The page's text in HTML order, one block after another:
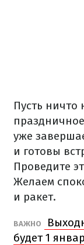
Пусть ничто
уже
и готовы
Проведите
Желаем
и ракет.
ВАЖНО
будет 1